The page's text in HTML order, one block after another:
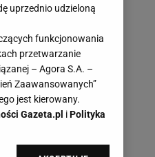
uprzednio udzieloną
funkcjonowania
przetwarzanie
– Agora S.A. –
Zaawansowanych”
jest kierowany.
Gazeta.pl iPolityka